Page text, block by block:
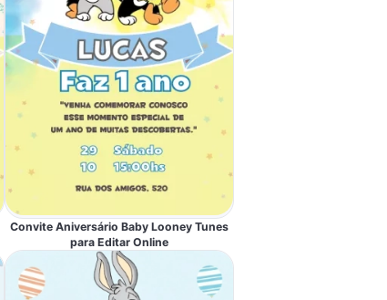
Convite Aniversário Baby Looney Tunes
para Editar Online